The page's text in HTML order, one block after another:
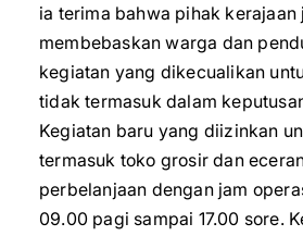
ia terima bahwa pihak kerajaan
membebaskan warga dan
kegiatan yang dikecualikan
tidak termasuk dalam
Kegiatan baru yang diizinkan
termasuk toko grosir dan
perbelanjaan dengan jam
09.00 pagi sampai 17.00 sore.